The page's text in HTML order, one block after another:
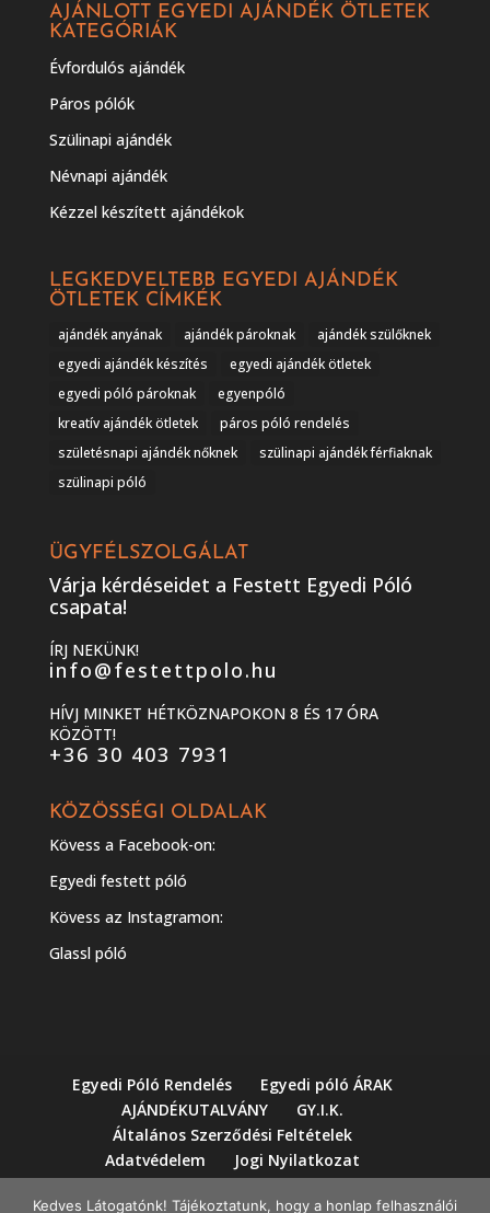
AJÁNLOTT EGYEDI AJÁNDÉK ÖTLETEK
KATEGÓRIÁK
Évfordulós ajándék
Páros pólók
Szülinapi ajándék
Névnapi ajándék
Kézzel készített ajándékok
LEGKEDVELTEBB EGYEDI AJÁNDÉK
ÖTLETEK CÍMKÉK
ajándék anyának ajándék pároknak
ajándék szülőknek
egyedi ajándék készítés
egyedi ajándék ötletek
egyedi póló pároknak
egyenpóló
kreatív ajándék ötletek
páros póló rendelés
születésnapi ajándék nőknek
szülinapi ajándék férfiaknak
szülinapi póló
ÜGYFÉLSZOLGÁLAT
Várja kérdéseidet a Festett Egyedi Póló
csapata!
ÍRJ NEKÜNK!
info@festettpolo.hu
HÍVJ MINKET HÉTKÖZNAPOKON 8 ÉS 17 ÓRA
KÖZÖTT!
+36 30 403 7931
KÖZÖSSÉGI OLDALAK
Kövess a Facebook-on:
Egyedi festett póló
Kövess az Instagramon:
Glassl póló
Egyedi Póló Rendelés
Egyedi póló ÁRAK
AJÁNDÉKUTALVÁNY
GY.I.K.
Általános Szerződési Feltételek
Adatvédelem
Jogi Nyilatkozat
Kedves Látogatónk! Tájékoztatunk, hogy a honlap felhasználói